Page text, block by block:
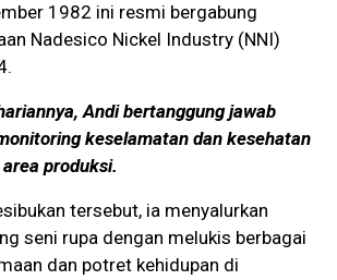
1982 ini resmi bergabung
Nadesico Nickel Industry (NNI)
Andi bertanggung jawab
keselamatan dan kesehatan
produksi.
tersebut, ia menyalurkan
seni rupa dengan melukis berbagai
dan potret kehidupan di